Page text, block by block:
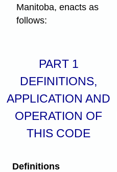
Manitoba, enacts as
follows:
PART 1
DEFINITIONS,
APPLICATION AND
OPERATION OF
THIS CODE
Definitions